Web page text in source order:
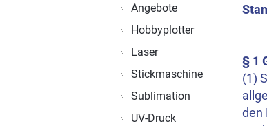
§ 1
(1)
den
Angebote
Hobbyplotter
Laser
Stickmaschine
Sublimation
UV-Druck